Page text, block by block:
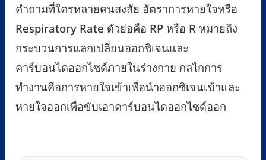
คำถามที่ใครหลายคนสงสัย อัตราการหายใจหรือ
Respiratory Rate ตัวย่อคือ RP หรือ R หมายถึง
กระบวนการแลกเปลี่ยนออกซิเจนและ
คาร์บอนไดออกไซด์ภายในร่างกาย กลไกการ
ทำงานคือการหายใจเข้าเพื่อนำออกซิเจนเข้าและ
หายใจออกเพื่อขับเอาคาร์บอนไดออกไซด์ออก